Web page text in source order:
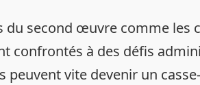
du second œuvre comme les
confrontés à des défis
peuvent vite devenir un